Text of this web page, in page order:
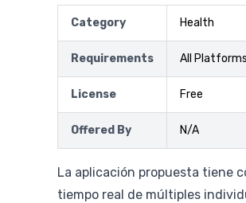
Category Health
Requirements All Platforms
License Free
Offered By N/A
La aplicación propuesta tiene
tiempo real de múltiples